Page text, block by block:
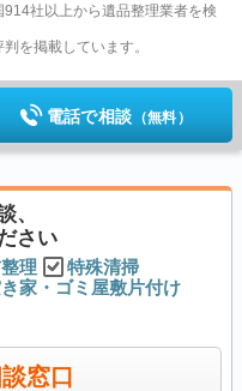
社以上から遺品整理業者を検
を掲載しています。
電話で相談 （無料）
、
さい
理
特殊清掃
家・ゴミ屋敷片付け
窓口